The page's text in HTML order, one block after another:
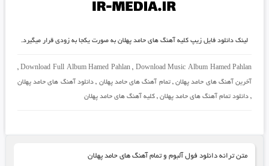
لینک دانلود فایل زیپ کلیه آهنگ های حامد پهلان به صورت یکجا به زودی قرار میگیرد.
Download Full Album Hamed Pahlan, Download Music Album Hamed Pahlan
,
آخرین آهنگ های حامد پهلان,تمام آهنگ های حامد پهلان ,دانلود آهنگ های حامد پهلان
, دانلود تمام آهنگ های حامد پهلان, کلیه آهنگ های حامد پهلان
متن ترانه دانلود فول آلبوم و تمام آهنگ های حامد پهلان